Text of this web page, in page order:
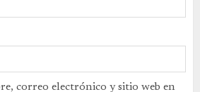
correo electrónico y sitio web en